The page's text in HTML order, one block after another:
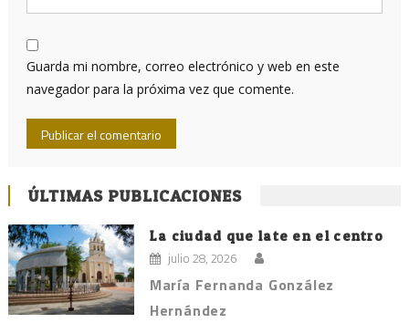
Guarda mi nombre, correo electrónico y web en este
navegador para la próxima vez que comente.
ÚLTIMAS PUBLICACIONES
La ciudad que late en el centro
julio 28, 2026
María Fernanda González
Hernández